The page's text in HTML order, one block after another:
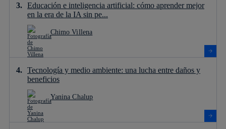
Educación e inteligencia artificial: cómo aprender mejor
en la era de la IA sin pe...
Chimo Villena
Tecnología y medio ambiente: una lucha entre daños y
beneficios
Yanina Chalup